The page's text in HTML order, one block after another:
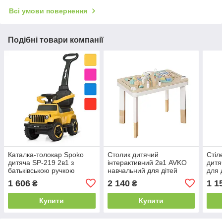
Всі умови повернення
Подібні товари компанії
Каталка-толокар Spoko
дитяча SP-219 2в1 з
батьківською ручкою
машинка джип для дітей
B_2178
1 606 ₴
Купити
Столик дитячий
інтерактивний 2в1 AVKO
навчальний для дітей
2 140₴
Купити
для
1